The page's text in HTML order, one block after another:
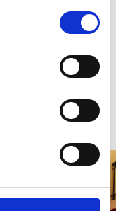
cinema e arte,